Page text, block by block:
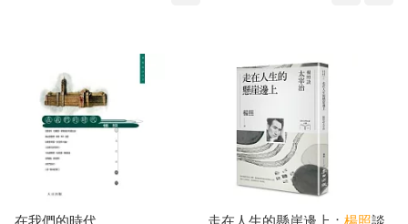
楊照祥（主編）(1) 楊照著(1)
楊照輝，梁寶娟，黃美玲，劉岳鐳
四川民族出版社(1)
園丁生活房(1)
外語教學與研究出版社(1)
在我們的時代 走在人生的懸崖邊上： 楊照談